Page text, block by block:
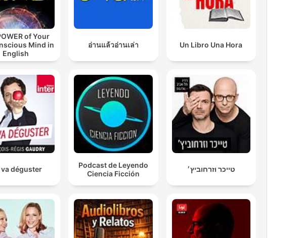
of Your
Mind in
English
อ่านแล้วอ่านเล่า Un Libro Una Hora
va déguster
Podcast de Leyendo
Ciencia Ficción
טייכר וזרחוביץ׳